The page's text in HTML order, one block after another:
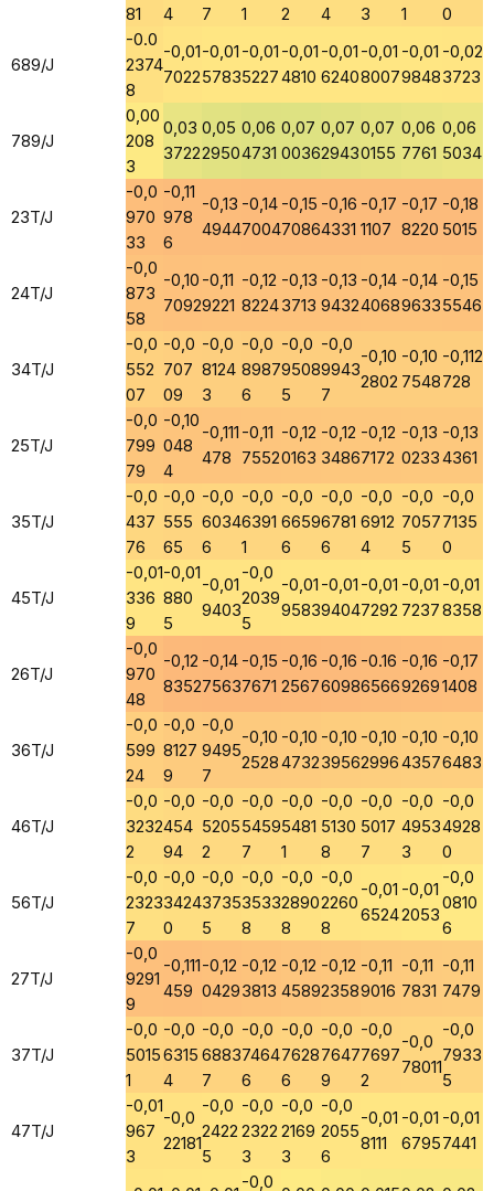
81
4
7
1
2
4
3
1
0
689/J
-0.0
2374
8
-0,01
7022
-0,01
5783
-0,01
5227
-0,01
4810
-0,01
6240
-0,01
8007
-0,01
9848
-0,02
3723
789/J
0,00
208
3
0,03
3722
0,05
2950
0,06
4731
0,07
0036
0,07
2943
0,07
0155
0,06
7761
0,06
5034
23T/J
-0,0
970
33
-0,11
978
6
-0,13
4944
-0,14
7004
-0,15
7086
-0,16
4331
-0,17
1107
-0,17
8220
-0,18
5015
24T/J
-0,0
873
58
-0,10
7092
-0,11
9221
-0,12
8224
-0,13
3713
-0,13
9432
-0,14
4068
-0,14
9633
-0,15
5546
34T/J
-0,0
552
07
-0,0
707
09
-0,0
8124
3
-0,0
8987
6
-0,0
9508
5
-0,0
9943
7
-0,10
2802
-0,10
7548
-0,112
728
25T/J
-0,0
799
79
-0,10
048
4
-0,111
478
-0,11
7552
-0,12
0163
-0,12
3486
-0,12
7172
-0,13
0233
-0,13
4361
35T/J
-0,0
437
76
-0,0
555
65
-0,0
6034
6
-0,0
6391
1
-0,0
6659
6
-0,0
6781
6
-0,0
6912
4
-0,0
7057
5
-0,0
7135
0
45T/J
-0,01
336
9
-0,01
880
5
-0,01
9403
-0,0
2039
5
-0,01
9583
-0,01
9404
-0,01
7292
-0,01
7237
-0,01
8358
26T/J
-0,0
970
48
-0,12
8352
-0,14
7563
-0,15
7671
-0,16
2567
-0,16
6098
-0.16
6566
-0,16
9269
-0,17
1408
36T/J
-0,0
599
24
-0,0
8127
9
-0,0
9495
7
-0,10
2528
-0,10
4732
-0,10
3956
-0,10
2996
-0,10
4357
-0,10
6483
46T/J
-0,0
3232
2
-0,0
454
94
-0,0
5205
2
-0,0
5459
7
-0,0
5481
1
-0,0
5130
8
-0,0
5017
7
-0,0
4953
3
-0,0
4928
0
56T/J
-0,0
2323
7
-0,0
3424
0
-0,0
3735
5
-0,0
3533
8
-0,0
2890
8
-0,0
2260
8
-0,01
6524
-0,01
2053
-0,0
0810
6
27T/J
-0,0
9291
9
-0,111
459
-0,12
0429
-0,12
3813
-0,12
4589
-0,12
2358
-0,11
9016
-0,11
7831
-0,11
7479
37T/J
-0,0
5015
1
-0,0
6315
4
-0,0
6883
7
-0,0
7464
6
-0,0
7628
6
-0,0
7647
9
-0,0
7697
2
-0,0
78011
-0,0
7933
5
47T/J
-0,01
967
3
-0,0
22181
-0,0
2422
5
-0,0
2322
3
-0,0
2169
3
-0,0
2055
6
-0,01
8111
-0,01
6795
-0,01
7441
-0,0